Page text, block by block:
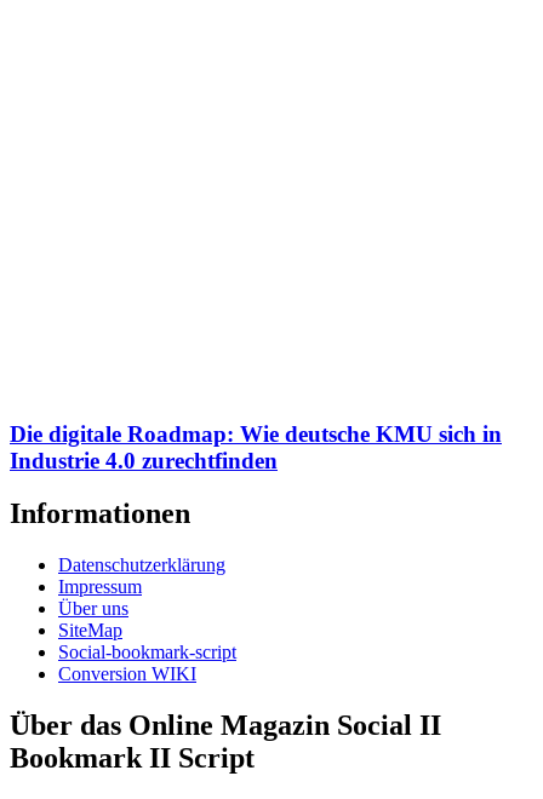
Die digitale Roadmap: Wie deutsche KMU sich in
Industrie 4.0 zurechtfinden
Informationen
Datenschutzerklärung
Impressum
Über uns
SiteMap
Social-bookmark-script
Conversion WIKI
Über das Online Magazin Social II
Bookmark II Script